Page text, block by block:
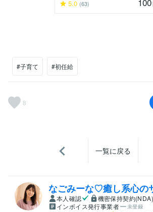
5.0 (63)
#子育て #初任給
8
一覧に戻る
なごみーな♡癒し系心の
本人確認
機密保持契約(NDA)
インボイス発行事業者
未登録